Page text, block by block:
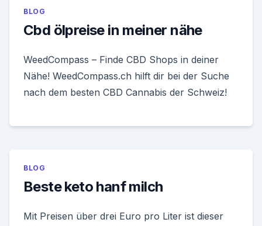
BLOG
Cbd ölpreise in meiner nähe
WeedCompass – Finde CBD Shops in deiner
Nähe! WeedCompass.ch hilft dir bei der Suche
nach dem besten CBD Cannabis der Schweiz!
BLOG
Beste keto hanf milch
Mit Preisen über drei Euro pro Liter ist dieser